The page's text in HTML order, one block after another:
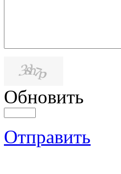
Обновить
Отправить